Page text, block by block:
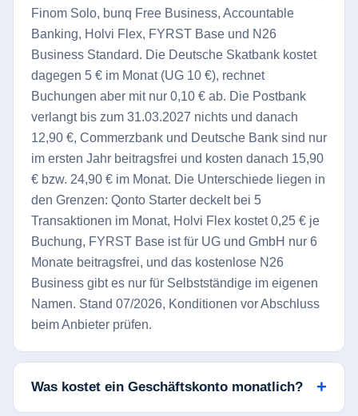
Finom Solo, bunq Free Business, Accountable
Banking, Holvi Flex, FYRST Base und N26
Business Standard. Die Deutsche Skatbank kostet
dagegen 5 € im Monat (UG 10 €), rechnet
Buchungen aber mit nur 0,10 € ab. Die Postbank
verlangt bis zum 31.03.2027 nichts und danach
12,90 €, Commerzbank und Deutsche Bank sind nur
im ersten Jahr beitragsfrei und kosten danach 15,90
€ bzw. 24,90 € im Monat. Die Unterschiede liegen in
den Grenzen: Qonto Starter deckelt bei 5
Transaktionen im Monat, Holvi Flex kostet 0,25 € je
Buchung, FYRST Base ist für UG und GmbH nur 6
Monate beitragsfrei, und das kostenlose N26
Business gibt es nur für Selbstständige im eigenen
Namen. Stand 07/2026, Konditionen vor Abschluss
beim Anbieter prüfen.
Was kostet ein Geschäftskonto monatlich?